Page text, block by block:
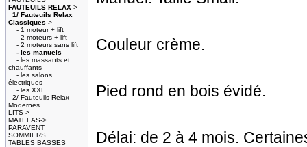
FAUTEUILS RELAX->
1/ Fauteuils Relax
Classiques->
- 1 moteur + lift
- 2 moteurs + lift
- 2 moteurs sans lift
- les manuels
- les massants et
chauffants
- les salons
électriques
- les XXL
2/ Fauteuils Relax
Modernes
LITS->
MATELAS->
PARAVENT
SOMMIERS
TABLES BASSES
Couleur crème.
Pied rond en bois évidé.
Délai: de 2 à 4 mois.